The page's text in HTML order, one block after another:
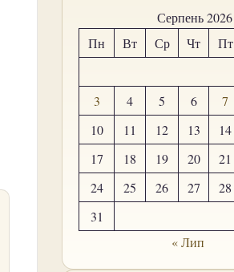
Серпень 2026
Пн
Вт Ср Чт Пт
3
4 5 6 7
10
11 12 13 14
17
18 19 20 21
24
25 26 27 28
31
« Лип